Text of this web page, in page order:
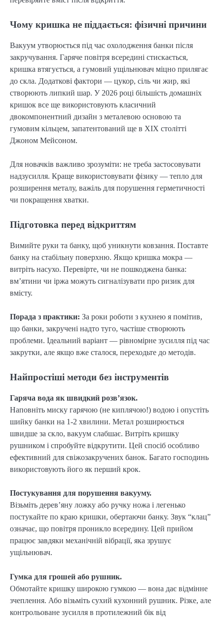
Чому кришка не піддається: фізичні причини
Вакуум утворюється під час охолодження банки після
закручування. Гаряче повітря всередині стискається,
кришка втягується, а гумовий ущільнювач міцно прилягає
до скла. Додаткові фактори — цукор, сіль чи жир, які
створюють липкий шар. У 2026 році більшість домашніх
кришок все ще використовують класичний
двокомпонентний дизайн з металевою основою та
гумовим кільцем, запатентований ще в XIX столітті
Джоном Мейсоном.
Для новачків важливо зрозуміти: не треба застосовувати
надзусилля. Краще використовувати фізику — тепло для
розширення металу, важіль для порушення герметичності
чи покращення хватки.
Підготовка перед відкриттям
Вимийте руки та банку, щоб уникнути ковзання. Поставте
банку на стабільну поверхню. Якщо кришка мокра —
витріть насухо. Перевірте, чи не пошкоджена банка:
вм’ятини чи іржа можуть сигналізувати про ризик для
вмісту.
Порада з практики: За роки роботи з кухнею я помітив,
що банки, закручені надто туго, частіше створюють
проблеми. Ідеальний варіант — рівномірне зусилля під час
закрутки, але якщо вже сталося, переходьте до методів.
Найпростіші методи без інструментів
Гаряча вода як швидкий розв’язок.
Наповніть миску гарячою (не киплячою!) водою і опустіть
шийку банки на 1-2 хвилини. Метал розширюється
швидше за скло, вакуум слабшає. Витріть кришку
рушником і спробуйте відкрутити. Цей спосіб особливо
ефективний для свіжозакручених банок. Багато господинь
використовують його як перший крок.
Постукування для порушення вакууму.
Візьміть дерев’яну ложку або ручку ножа і легенько
постукайте по краю кришки, обертаючи банку. Звук “клац”
означає, що повітря проникло всередину. Цей прийом
працює завдяки механічній вібрації, яка зрушує
ущільнювач.
Гумка для грошей або рушник.
Обмотайте кришку широкою гумкою — вона дає відмінне
зчеплення. Або візьміть сухий кухонний рушник. Різке, але
контрольоване зусилля в протилежний бік від